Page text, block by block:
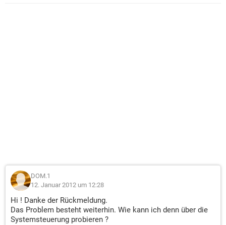
DOM.1
12. Januar 2012 um 12:28
Hi ! Danke der Rückmeldung.
Das Problem besteht weiterhin. Wie kann ich denn über die
Systemsteuerung probieren ?